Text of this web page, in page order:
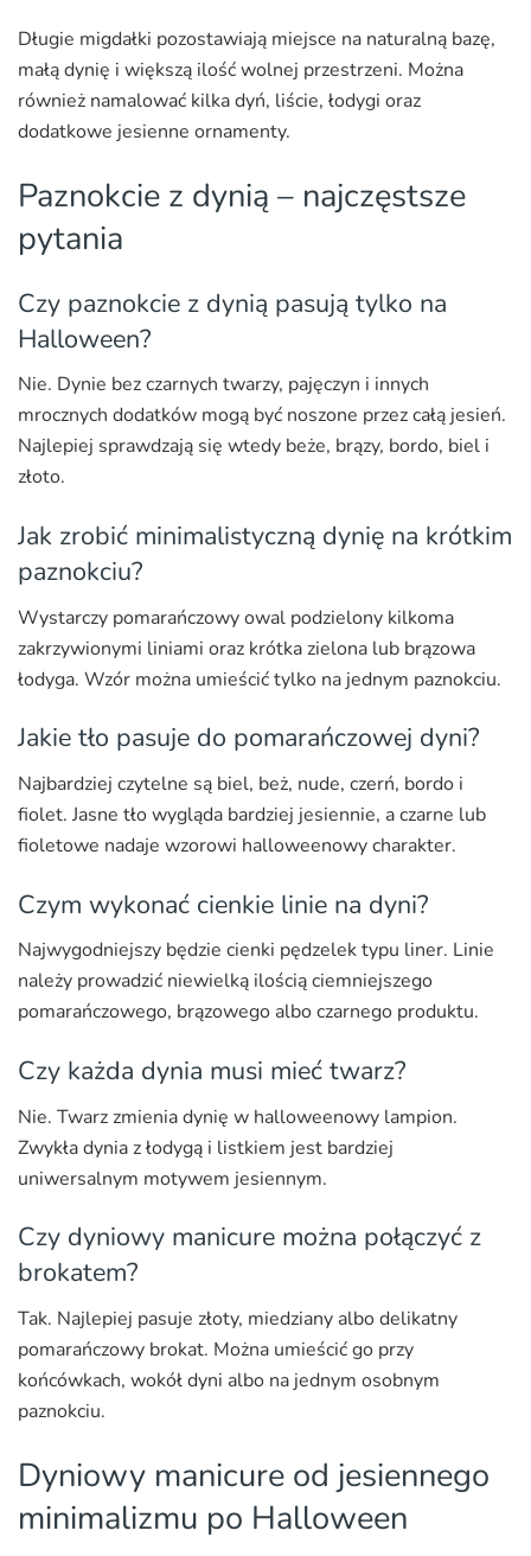
Długie migdałki pozostawiają miejsce na naturalną bazę,
małą dynię i większą ilość wolnej przestrzeni. Można
również namalować kilka dyń, liście, łodygi oraz
dodatkowe jesienne ornamenty.
Paznokcie z dynią – najczęstsze
pytania
Czy paznokcie z dynią pasują tylko na
Halloween?
Nie. Dynie bez czarnych twarzy, pajęczyn i innych
mrocznych dodatków mogą być noszone przez całą jesień.
Najlepiej sprawdzają się wtedy beże, brązy, bordo, biel i
złoto.
Jak zrobić minimalistyczną dynię na krótkim
paznokciu?
Wystarczy pomarańczowy owal podzielony kilkoma
zakrzywionymi liniami oraz krótka zielona lub brązowa
łodyga. Wzór można umieścić tylko na jednym paznokciu.
Jakie tło pasuje do pomarańczowej dyni?
Najbardziej czytelne są biel, beż, nude, czerń, bordo i
fiolet. Jasne tło wygląda bardziej jesiennie, a czarne lub
fioletowe nadaje wzorowi halloweenowy charakter.
Czym wykonać cienkie linie na dyni?
Najwygodniejszy będzie cienki pędzelek typu liner. Linie
należy prowadzić niewielką ilością ciemniejszego
pomarańczowego, brązowego albo czarnego produktu.
Czy każda dynia musi mieć twarz?
Nie. Twarz zmienia dynię w halloweenowy lampion.
Zwykła dynia z łodygą i listkiem jest bardziej
uniwersalnym motywem jesiennym.
Czy dyniowy manicure można połączyć z
brokatem?
Tak. Najlepiej pasuje złoty, miedziany albo delikatny
pomarańczowy brokat. Można umieścić go przy
końcówkach, wokół dyni albo na jednym osobnym
paznokciu.
Dyniowy manicure od jesiennego
minimalizmu po Halloween